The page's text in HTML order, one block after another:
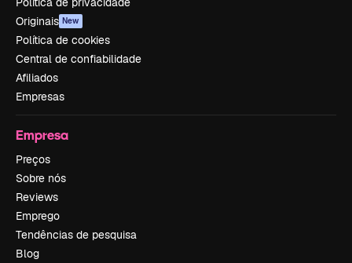
Originais New
Política de cookies
Central de confiabilidade
Afiliados
Empresas
Empresa
Preços
Sobre nós
Reviews
Emprego
Tendências de pesquisa
Blog